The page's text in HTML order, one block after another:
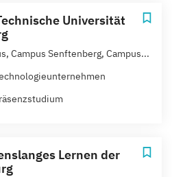
Universität
Campus Senftenberg, Campus...
Lernen der